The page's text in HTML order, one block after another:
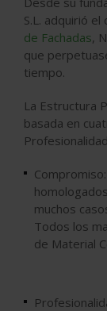
S.L. adquirió el
de Fachadas,
que
tiempo.
La Estructura
basada en
Compromiso:
muchos
Todos los
de Material